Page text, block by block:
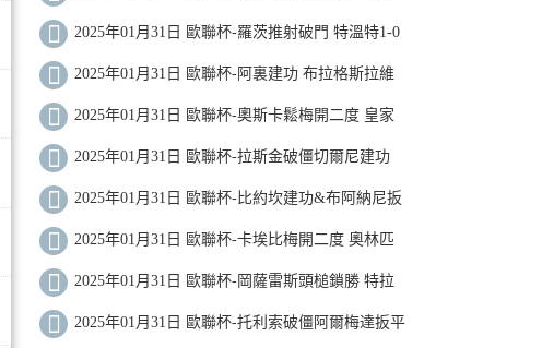
皇馬vs曼城！
2025年01月31日 歐聯杯-羅茨推射破門 特溫特1-0
貝西克塔斯
2025年01月31日 歐聯杯-阿裏建功 布拉格斯拉維
亞2-2馬爾默
2025年01月31日 歐聯杯-奧斯卡鬆梅開二度 皇家
社會2-0塞薩洛尼基
2025年01月31日 歐聯杯-拉斯金破僵切爾尼建功
流浪者2-1聖吉羅斯
2025年01月31日 歐聯杯-比約坎建功&布阿納尼扳
平 尼斯1-1博德閃耀
2025年01月31日 歐聯杯-卡埃比梅開二度 奧林匹
亞科斯3-0卡拉巴赫
2025年01月31日 歐聯杯-岡薩雷斯頭槌鎖勝 特拉
維夫馬卡比0-1波爾圖
2025年01月31日 歐聯杯-托利索破僵阿爾梅達扳平